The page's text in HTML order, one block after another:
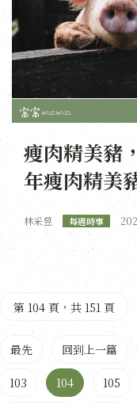
瘦肉精美豬
年瘦肉精美
林采昱 每週時事
第 104 頁，共 151 頁
最先 回到上一篇
103 104 105